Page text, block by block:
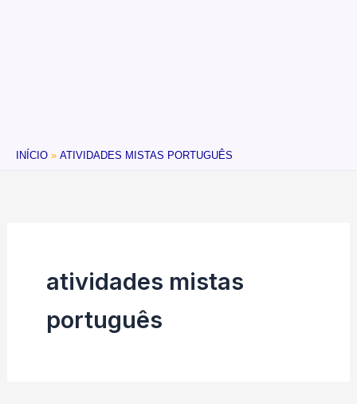
INÍCIO ATIVIDADES MISTAS PORTUGUÊS
atividades mistas
português